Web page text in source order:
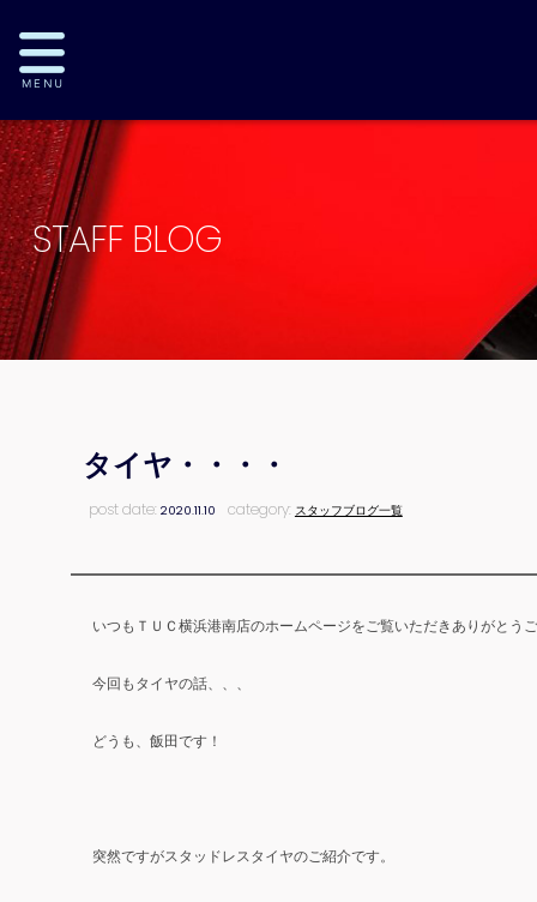
STAFF BLOG
タイヤ・・・・
post date:2020.11.10 category: スタッフブログ一覧
いつもＴＵＣ横浜港南店のホームページをご覧いただきありがとうご
今回もタイヤの話、、、
どうも、飯田です！
突然ですがスタッドレスタイヤのご紹介です。